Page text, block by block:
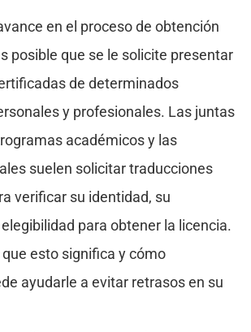
en el proceso de obtención
posible que se le solicite presentar
de determinados
y profesionales. Las juntas
académicos y las
suelen solicitar traducciones
verificar su identidad, su
para obtener la licencia.
esto significa y cómo
ayudarle a evitar retrasos en su